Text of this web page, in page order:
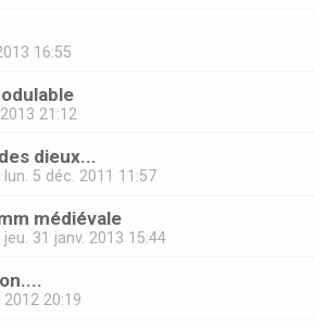
16:55
21:12
dieux...
lun. 5 déc. 2011 11:57
médiévale
jeu. 31 janv. 2013 15:44
2012 20:19